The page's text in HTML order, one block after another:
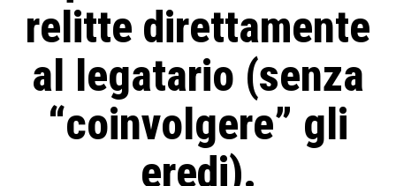
relitte direttamente
al legatario (senza
“coinvolgere” gli
eredi).